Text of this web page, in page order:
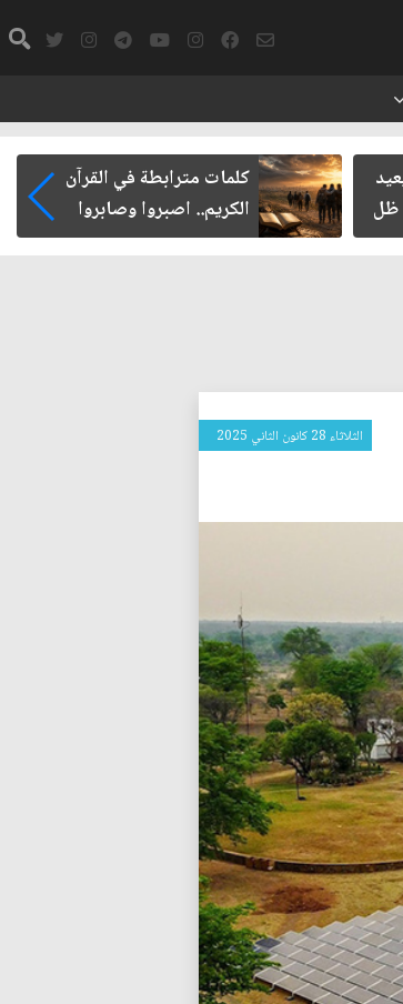
كلمات مترابطة في القرآن
الكريم.. اصبروا وصابروا
الثلاثاء 28 كانون الثاني 2025